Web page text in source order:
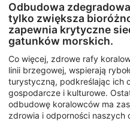
Odbudowa
tylko zwiększa
zapewnia krytyczne
gatunków morskich.
Co więcej, zdrowe rafy
linii brzegowej, wspierają
turystyczną, podkreślając ich
gospodarcze i kulturowe.
odbudowę koralowców ma
zdrowia i odporności naszych